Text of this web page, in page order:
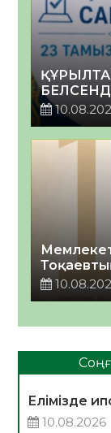
Елімізде
10.08.2026